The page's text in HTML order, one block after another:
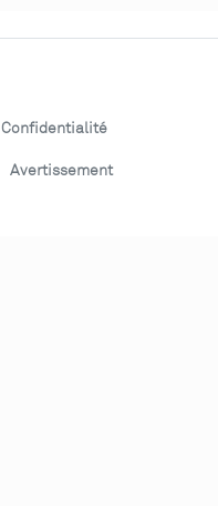
Confidentialité
Avertissement